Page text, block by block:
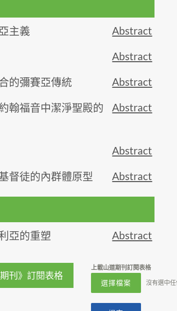
主義 Abstract
Abstract
的彌賽亞傳統 Abstract
翰福音中潔淨聖殿的
Abstract
Abstract
督徒的內群體原型 Abstract
亞的重塑 Abstract
刊》訂閱表格
上載山道期刊訂閱表格
選擇檔案 沒有選中